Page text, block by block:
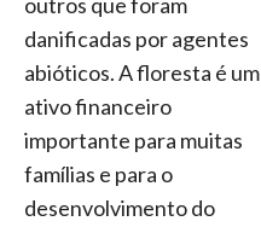
danificadas por agentes
abióticos. A floresta é um
ativo financeiro
importante para muitas
famílias e para o
desenvolvimento do